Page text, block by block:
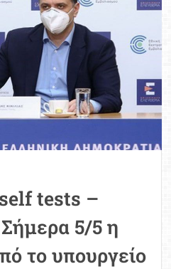
tests –
5/5 η
το υπουργείο